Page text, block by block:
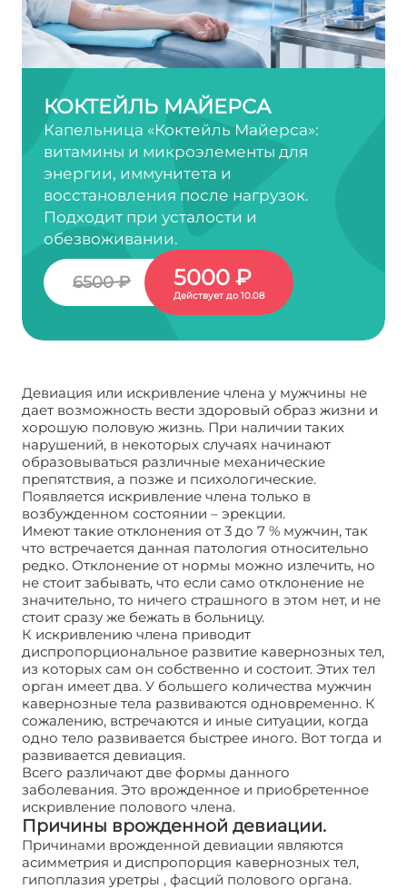
КОКТЕЙЛЬ МАЙЕРСА
Капельница «Коктейль Майерса»:
витамины и микроэлементы для
энергии, иммунитета и
восстановления после нагрузок.
Подходит при усталости и
обезвоживании.
6500 ₽ 5000 ₽
Действует до 10.08
Девиация или искривление члена у мужчины не
дает возможность вести здоровый образ жизни и
хорошую половую жизнь. При наличии таких
нарушений, в некоторых случаях начинают
образовываться различные механические
препятствия, а позже и психологические.
Появляется искривление члена только в
возбужденном состоянии – эрекции.
Имеют такие отклонения от 3 до 7 % мужчин, так
что встречается данная патология относительно
редко. Отклонение от нормы можно излечить, но
не стоит забывать, что если само отклонение не
значительно, то ничего страшного в этом нет, и не
стоит сразу же бежать в больницу.
К искривлению члена приводит
диспропорциональное развитие кавернозных тел,
из которых сам он собственно и состоит. Этих тел
орган имеет два. У большего количества мужчин
кавернозные тела развиваются одновременно. К
сожалению, встречаются и иные ситуации, когда
одно тело развивается быстрее иного. Вот тогда и
развивается девиация.
Всего различают две формы данного
заболевания. Это врожденное и приобретенное
искривление полового члена.
Причины врожденной девиации.
Причинами врожденной девиации являются
асимметрия и диспропорция кавернозных тел,
гипоплазия уретры , фасций полового органа.